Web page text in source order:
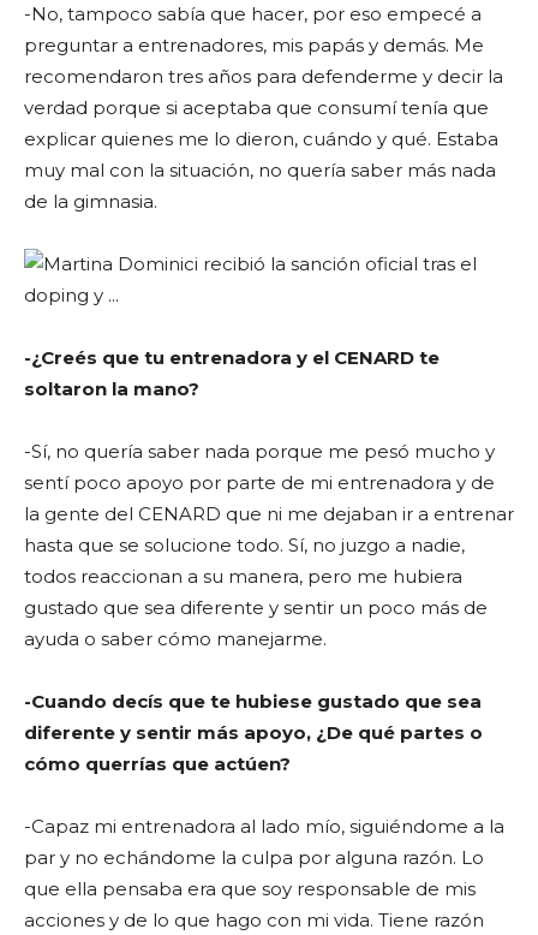
-No, tampoco sabía que hacer, por eso empecé a
preguntar a entrenadores, mis papás y demás. Me
recomendaron tres años para defenderme y decir la
verdad porque si aceptaba que consumí tenía que
explicar quienes me lo dieron, cuándo y qué. Estaba
muy mal con la situación, no quería saber más nada
de la gimnasia.
-¿Creés que tu entrenadora y el CENARD te
soltaron la mano?
-Sí, no quería saber nada porque me pesó mucho y
sentí poco apoyo por parte de mi entrenadora y de
la gente del CENARD que ni me dejaban ir a entrenar
hasta que se solucione todo. Sí, no juzgo a nadie,
todos reaccionan a su manera, pero me hubiera
gustado que sea diferente y sentir un poco más de
ayuda o saber cómo manejarme.
-Cuando decís que te hubiese gustado que sea
diferente y sentir más apoyo, ¿De qué partes o
cómo querrías que actúen?
-Capaz mi entrenadora al lado mío, siguiéndome a la
par y no echándome la culpa por alguna razón. Lo
que ella pensaba era que soy responsable de mis
acciones y de lo que hago con mi vida. Tiene razón